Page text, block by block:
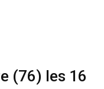
(76) les 16